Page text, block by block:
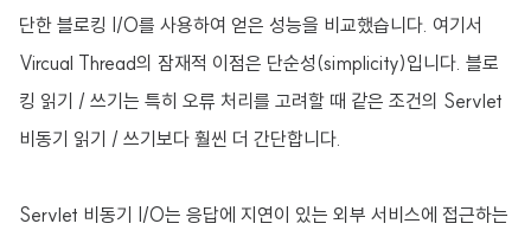
단한 블로킹 I/O를 사용하여 얻은 성능을 비교했습니다. 여기서
Vircual Thread의 잠재적 이점은 단순성(simplicity)입니다. 블로
킹 읽기 / 쓰기는 특히 오류 처리를 고려할 때 같은 조건의 Servlet
비동기 읽기 / 쓰기보다 훨씬 더 간단합니다.
Servlet 비동기 I/O는 응답에 지연이 있는 외부 서비스에 접근하는